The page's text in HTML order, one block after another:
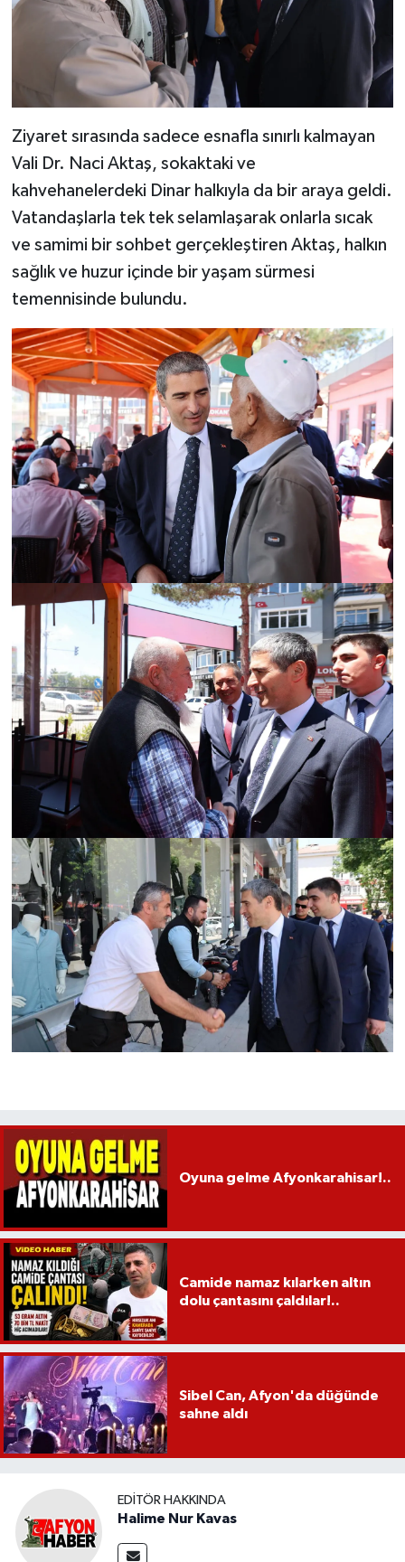
Ziyaret sırasında sadece esnafla sınırlı kalmayan
Vali Dr. Naci Aktaş, sokaktaki ve
kahvehanelerdeki Dinar halkıyla da bir araya geldi.
Vatandaşlarla tek tek selamlaşarak onlarla sıcak
ve samimi bir sohbet gerçekleştiren Aktaş, halkın
sağlık ve huzur içinde bir yaşam sürmesi
temennisinde bulundu.
Oyuna gelme Afyonkarahisar!..
Camide namaz kılarken altın
dolu çantasını çaldılar!..
Sibel Can, Afyon'da düğünde
sahne aldı
EDITÖR HAKKINDA
Halime Nur Kavas